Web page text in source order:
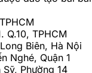
Q.10, TPHCM
Biên, Hà Nội
Nghé, Quận 1
Phường 14